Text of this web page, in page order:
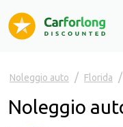
Noleggio auto Florida
Noleggio